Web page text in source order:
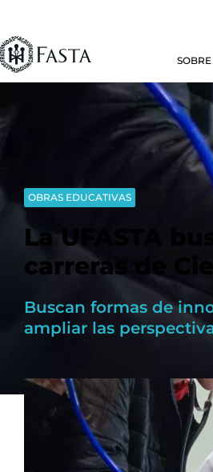
OBRAS EDUCATIVAS
La UFASTA
carreras de
Buscan formas de
ampliar las